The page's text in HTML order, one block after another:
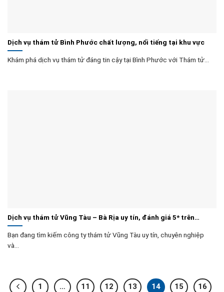
Dịch vụ thám tử Bình Phước chất lượng, nổi tiếng tại khu vực
Khám phá dịch vụ thám tử đáng tin cậy tại Bình Phước với Thám tử...
Dịch vụ thám tử Vũng Tàu – Bà Rịa uy tín, đánh giá 5* trên
Google
Bạn đang tìm kiếm công ty thám tử Vũng Tàu uy tín, chuyên nghiệp
và...
1 … 11 12 13 14 15
16